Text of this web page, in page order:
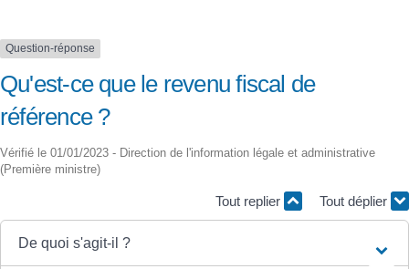
Question-réponse
Qu'est-ce que le revenu fiscal de
référence ?
Vérifié le 01/01/2023 - Direction de l'information légale et administrative
(Première ministre)
Tout replier Tout déplier
De quoi s'agit-il ?